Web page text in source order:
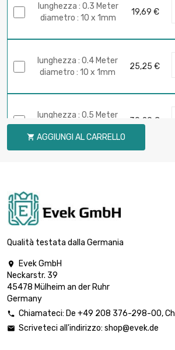
lunghezza : 0.3 Meter
diametro : 10 x 1mm
19,69 €
lunghezza : 0.4 Meter
diametro : 10 x 1mm
25,25 €
lunghezza : 0.5 Meter
diametro : 10 x 1mm
30,29 €
lunghezza : 0.02 Meter
diametro : 10 x 2mm
lunghezza : 0.05 Meter
 AGGIUNGI AL CARRELLO
Qualità testata dalla Germania

Evek GmbH
Neckarstr. 39
45478 Mülheim an der Ruhr
Germany
 Chiamateci: De +49 208 376-298-00, Ch
 Scriveteci all'indirizzo: shop@evek.de